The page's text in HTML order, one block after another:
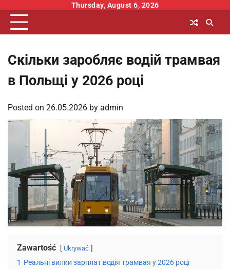
content
Thursday, August 6, 2026
Скільки заробляє водій трамвая
в Польщі у 2026 році
Posted on 26.05.2026 by admin
Zawartość Ukrywać
1 Реальні вилки зарплат водія трамвая у 2026 році